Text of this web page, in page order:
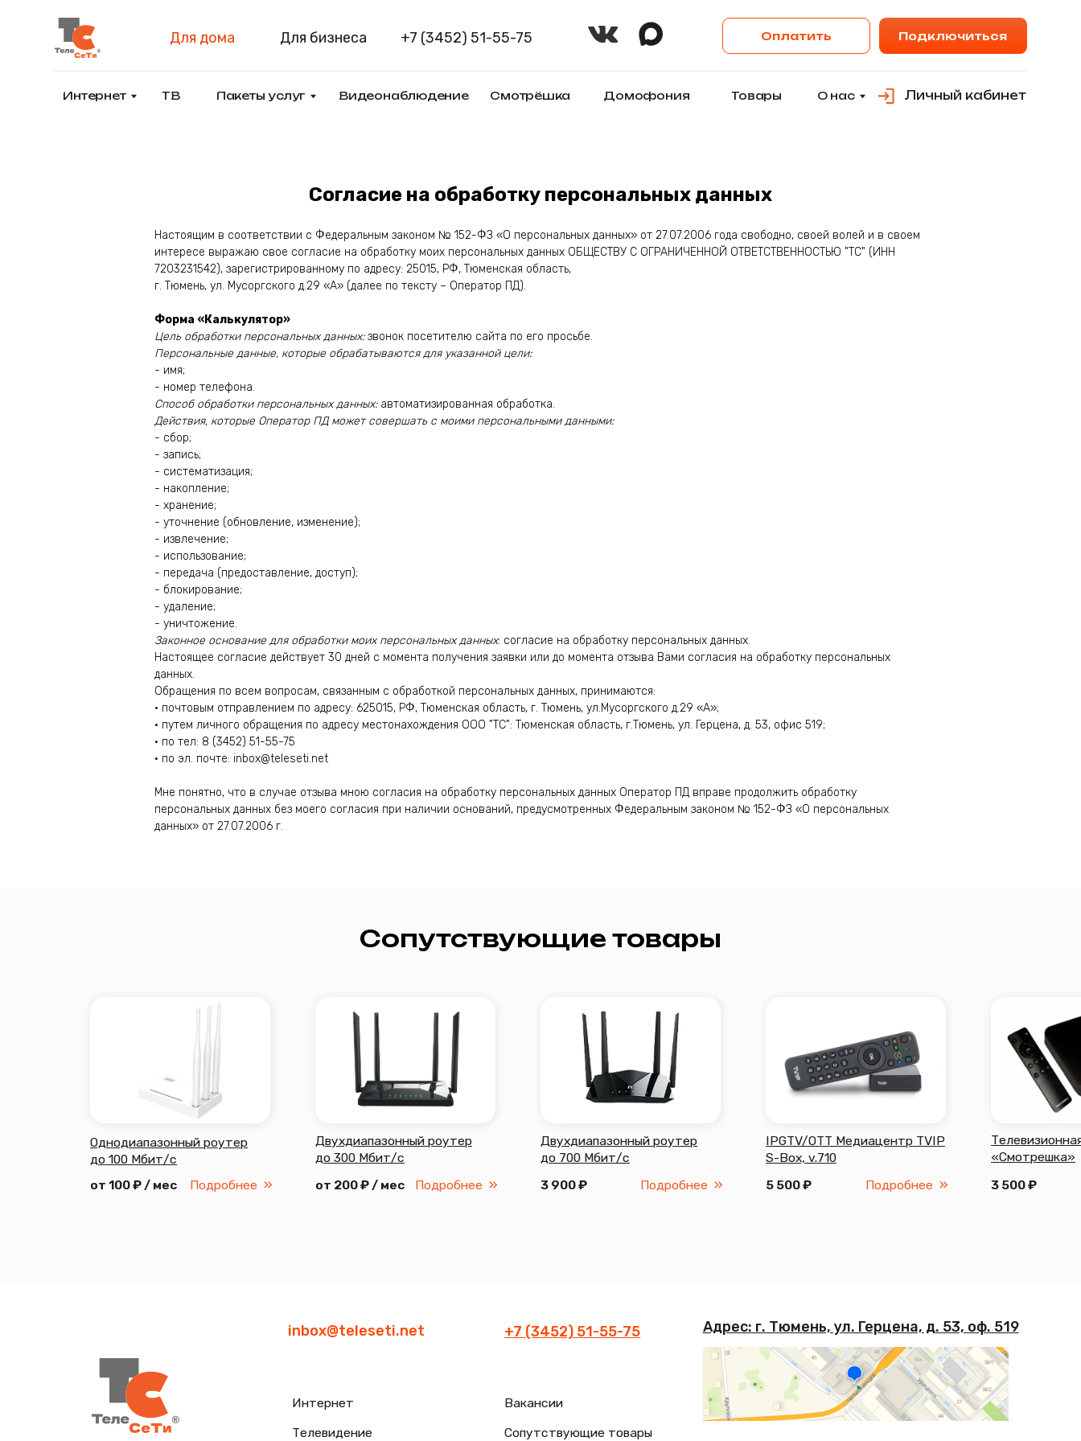
Подключиться
Личный кабинет
+7 (3452) 51-55-75
Для бизнеса
Для дома
Согласие на обработку персональных данных
Настоящим в соответствии с Федеральным законом № 152-ФЗ «О персональных данных» от 27.07.2006 года свободно, своей волей и в своем
интересе выражаю свое согласие на обработку моих персональных данных ОБЩЕСТВУ С ОГРАНИЧЕННОЙ ОТВЕТСТВЕННОСТЬЮ "ТС" (ИНН
7203231542), зарегистрированному по адресу: 25015, РФ, Тюменская область,
г. Тюмень, ул. Мусоргского д.29 «А» (далее по тексту – Оператор ПД).
Форма «Калькулятор»
Цель обработки персональных данных:звонок посетителю сайта по его просьбе.
Персональные данные, которые обрабатываются для указанной цели:
- имя;
- номер телефона.
Способ обработки персональных данных:автоматизированная обработка.
Действия, которые Оператор ПД может совершать с моими персональными данными:
- сбор;
- запись;
- систематизация;
- накопление;
- хранение;
- уточнение (обновление, изменение);
- извлечение;
- использование;
- передача (предоставление, доступ);
- блокирование;
- удаление;
- уничтожение.
Законное основание для обработки моих персональных данных: согласие на обработку персональных данных.
Настоящее согласие действует 30 дней с момента получения заявки или до момента отзыва Вами согласия на обработку персональных
данных.
Обращения по всем вопросам, связанным с обработкой персональных данных, принимаются:
• почтовым отправлением по адресу: 625015, РФ, Тюменская область, г. Тюмень, ул.Мусоргского д.29 «А»;
• путем личного обращения по адресу местонахождения ООО "ТС": Тюменская область, г.Тюмень, ул. Герцена, д. 53, офис 519;
• по тел: 8 (3452) 51-55-75
• по эл. почте: inbox@teleseti.net
Мне понятно, что в случае отзыва мною согласия на обработку персональных данных Оператор ПД вправе продолжить обработку
персональных данных без моего согласия при наличии оснований, предусмотренных Федеральным законом № 152-ФЗ «О персональных
данных» от 27.07.2006 г.
Подробнее Подробнее
Двухдиапазонный роутер
до 300 Мбит/с
Подробнее
Подробнее
Двухдиапазонный роутер
Подробнее
3 500 ₽
от 200 ₽ / мес
«Смотрешка»
+7 (3452) 51-55-75 Адрес: г. Тюмень, ул. Герцена, д. 53, оф. 519
Сб, Воскр, праздничные дни – выходные
Часы работы технической поддержки:
ежедневно с 08:00 до 22:00
Документация
Домофония
Политика конфиденциальности Разработка сайта
inbox@teleseti.net
support@teleseti.net
(техподдержка)
2026 © Все права защищены